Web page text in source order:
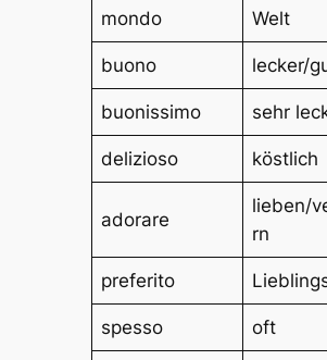
mondo Welt
buono lecker/
buonissimo sehr
delizioso köstlich
adorare
lieben/
rn
preferito
spesso oft